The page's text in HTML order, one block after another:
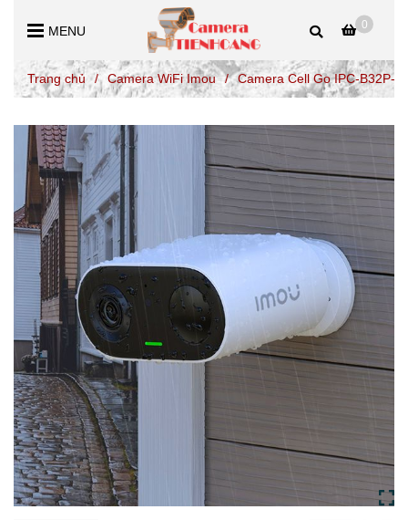
0
MENU
Trang chủ / Camera WiFi Imou / Camera Cell Go IPC-B32P-